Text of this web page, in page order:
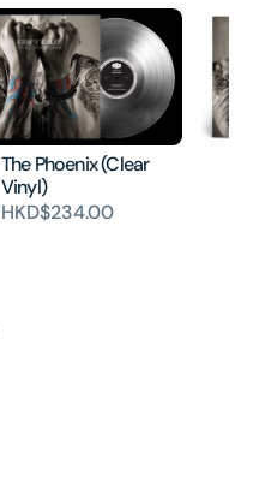
The Phoenix (Clear
Vinyl)
HKD$234.00